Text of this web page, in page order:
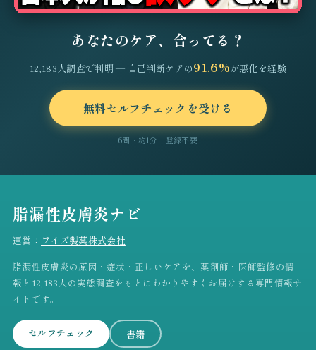
あなたのケア、合ってる？
12,183人調査で判明 — 自己判断ケアの91.6%が悪化を経験
無料セルフチェックを受ける
6問・約1分｜登録不要
脂漏性皮膚炎ナビ
運営： ワイズ製薬株式会社
脂漏性皮膚炎の原因・症状・正しいケアを、薬剤師・医師監修の情
報と12,183人の実態調査をもとにわかりやすくお届けする専門情報サ
イトです。
セルフチェック 書籍